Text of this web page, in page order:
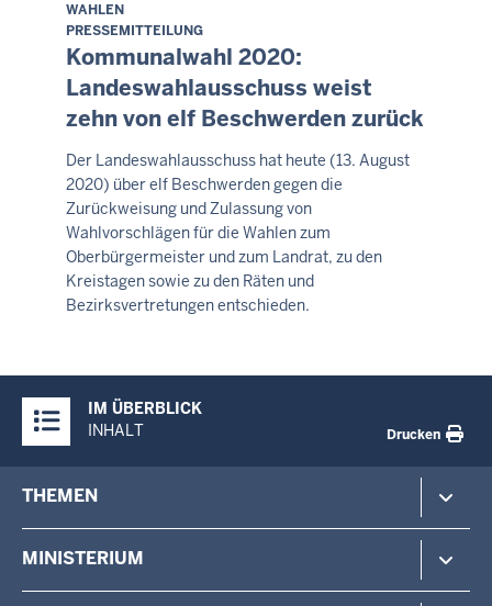
Sonntag,
9.
August
2026
-
11:05
WAHLEN
PRESSEMITTEILUNG
Kommunalwahl 2020:
Landeswahlausschuss weist
zehn von elf Beschwerden zurück
Der Landeswahlausschuss hat heute (13. August
2020) über elf Beschwerden gegen die
Zurückweisung und Zulassung von
Wahlvorschlägen für die Wahlen zum
Oberbürgermeister und zum Landrat, zu den
Kreistagen sowie zu den Räten und
Bezirksvertretungen entschieden.
Inhalte
IM ÜBERBLICK
INHALT
Drucken
menu
THEMEN
MINISTERIUM